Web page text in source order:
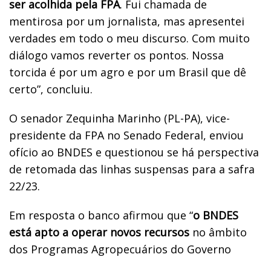
ser acolhida pela FPA. Fui chamada de
mentirosa por um jornalista, mas apresentei
verdades em todo o meu discurso. Com muito
diálogo vamos reverter os pontos. Nossa
torcida é por um agro e por um Brasil que dê
certo”, concluiu.
O senador Zequinha Marinho (PL-PA), vice-
presidente da FPA no Senado Federal, enviou
ofício ao BNDES e questionou se há perspectiva
de retomada das linhas suspensas para a safra
22/23.
Em resposta o banco afirmou que “o BNDES
está apto a operar novos recursos no âmbito
dos Programas Agropecuários do Governo